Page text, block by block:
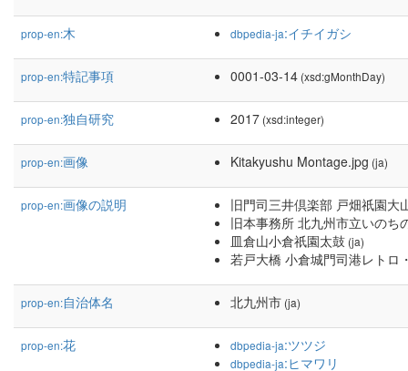
prop-en:木 dbpedia-ja:イチイガシ
prop-en:特記事項 0001-03-14 (xsd:gMonthDay)
prop-en:独自研究 2017 (xsd:integer)
prop-en:画像 Kitakyushu Montage.jpg (ja)
prop-en:画像の説明
旧門司三井倶楽部 戸畑祇園大
旧本事務所 北九州市立いのち
皿倉山小倉祇園太鼓 (ja)
若戸大橋 小倉城門司港レトロ
prop-en:自治体名 北九州市 (ja)
prop-en:花 dbpedia-ja:ツツジ
dbpedia-ja:ヒマワリ